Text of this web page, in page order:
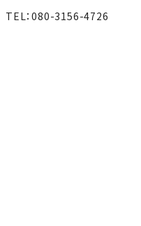
TEL：080-3156-4726